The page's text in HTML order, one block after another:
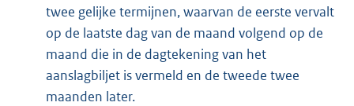
twee gelijke termijnen, waarvan de eerste vervalt
op de laatste dag van de maand volgend op de
maand die in de dagtekening van het
aanslagbiljet is vermeld en de tweede twee
maanden later.